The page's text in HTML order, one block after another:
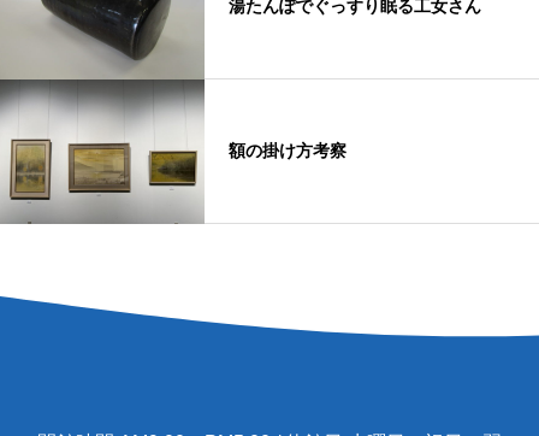
湯たんぽでぐっすり眠る工女さん
額の掛け方考察